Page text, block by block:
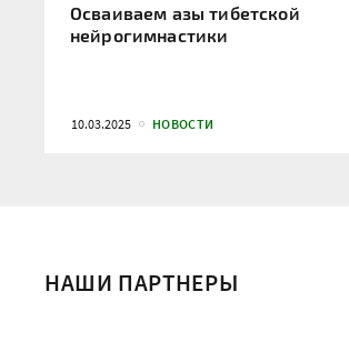
Осваиваем азы тибетской
нейрогимнастики
10.03.2025 НОВОСТИ
НАШИ ПАРТНЕРЫ